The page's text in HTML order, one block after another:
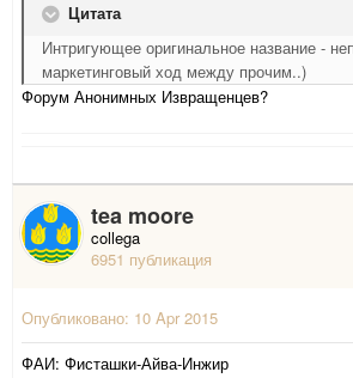
Цитата
Интригующее оригинальное название -
маркетинговый ход между прочим..)
Форум Анонимных Извращенцев?
tea moore
collega
6951 публикация
Опубликовано: 10 Apr 2015
ФАИ: Фисташки-Айва-Инжир